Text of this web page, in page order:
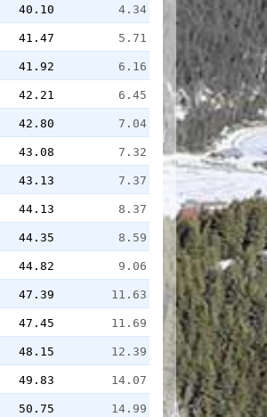
40.10 4.34
41.47 5.71
41.92 6.16
42.21 6.45
42.80 7.04
43.08 7.32
43.13 7.37
44.13 8.37
44.35 8.59
44.82 9.06
47.39 11.63
47.45 11.69
48.15 12.39
49.83 14.07
50.75 14.99